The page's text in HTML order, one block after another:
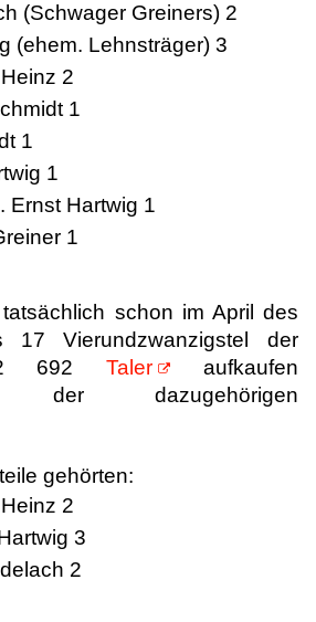
(Schwager Greiners) 2
(ehem. Lehnsträger) 3
2
1
1
1
Ernst Hartwig 1
1
schon im April des
17 Vierundzwanzigstel der
692 Taler
aufkaufen
der dazugehörigen
gehörten:
2
3
2